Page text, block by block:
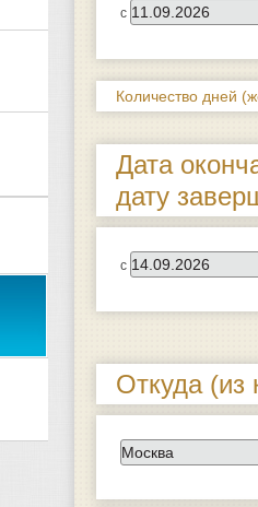
с
Количество дней
Дата
дату
с
Откуда (из